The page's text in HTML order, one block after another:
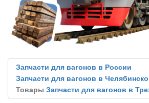
Запчасти для вагонов в России
Запчасти для вагонов в
Товары Запчасти для вагонов в